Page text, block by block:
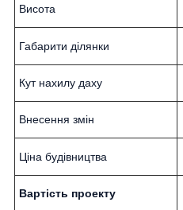
Висота
Габарити ділянки
Кут нахилу даху
Внесення змін
Ціна будівництва
Вартість проекту